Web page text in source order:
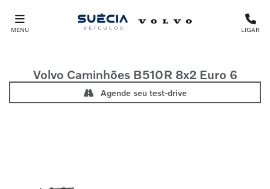
MENU LIGAR
Volvo CaminhõesB510R 8x2 Euro 6
Agende seu test-drive